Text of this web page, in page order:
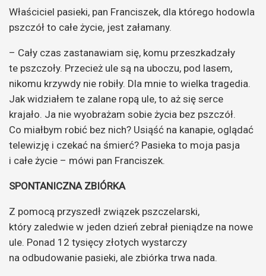
Właściciel pasieki, pan Franciszek, dla którego hodowla
pszczół to całe życie, jest załamany.
– Cały czas zastanawiam się, komu przeszkadzały
te pszczoły. Przecież ule są na uboczu, pod lasem,
nikomu krzywdy nie robiły. Dla mnie to wielka tragedia.
Jak widziałem te zalane ropą ule, to aż się serce
krajało. Ja nie wyobrażam sobie życia bez pszczół.
Co miałbym robić bez nich? Usiąść na kanapie, oglądać
telewizję i czekać na śmierć? Pasieka to moja pasja
i całe życie – mówi pan Franciszek.
SPONTANICZNA ZBIÓRKA
Z pomocą przyszedł związek pszczelarski,
który zaledwie w jeden dzień zebrał pieniądze na nowe
ule. Ponad 12 tysięcy złotych wystarczy
na odbudowanie pasieki, ale zbiórka trwa nada.